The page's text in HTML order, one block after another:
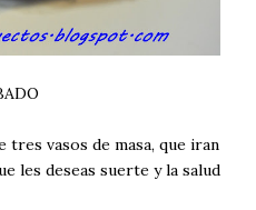
tres vasos de masa, que iran
les deseas suerte y la salud